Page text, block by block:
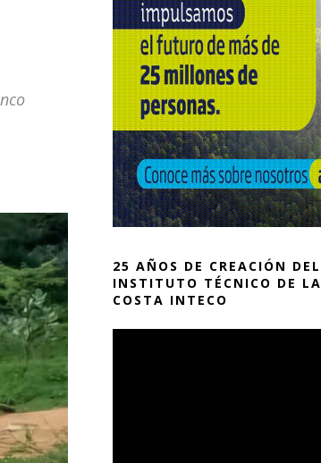
25 AÑOS DE CREACIÓN DEL
INSTITUTO TÉCNICO DE LA
COSTA INTECO